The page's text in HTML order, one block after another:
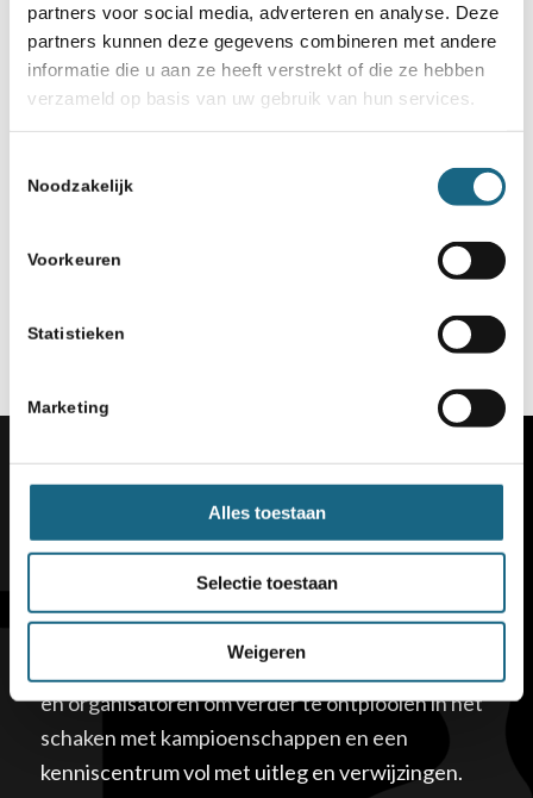
partners voor social media, adverteren en analyse. Deze
partners kunnen deze gegevens combineren met andere
informatie die u aan ze heeft verstrekt of die ze hebben
verzameld op basis van uw gebruik van hun services.
Noodzakelijk
Voorkeuren
Statistieken
Marketing
Alles toestaan
Selectie toestaan
Weigeren
Schaakbond
Schaakbond.nl ondersteunt leden, clubs, scholen
en organisatoren om verder te ontplooien in het
schaken met kampioenschappen en een
kenniscentrum vol met uitleg en verwijzingen.